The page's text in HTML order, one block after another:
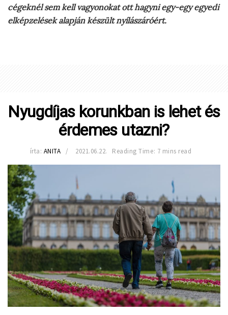
cégeknél sem kell vagyonokat ott hagyni egy-egy egyedi
elképzelések alapján készült nyílászáróért.
Nyugdíjas korunkban is lehet és
érdemes utazni?
írta: ANITA 2021.06.22. Reading Time: 7 mins read